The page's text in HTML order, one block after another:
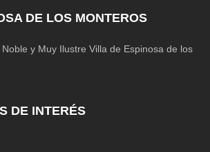
DE LOS MONTEROS
y Muy Ilustre Villa de Espinosa de los
DE INTERÉS